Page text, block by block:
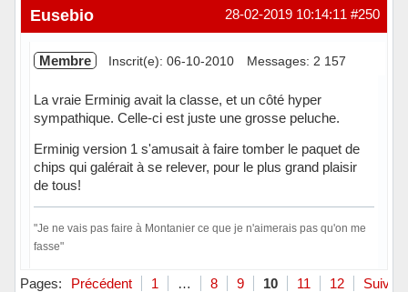
Hors ligne #250
28-02-2019 10:14:11
Eusebio
Membre Inscrit(e): 06-10-2010 Messages: 2 157
La vraie Erminig avait la classe, et un côté hyper
sympathique. Celle-ci est juste une grosse peluche.
Erminig version 1 s'amusait à faire tomber le paquet de
chips qui galérait à se relever, pour le plus grand plaisir
de tous!
"Je ne vais pas faire à Montanier ce que je n'aimerais pas qu'on me
fasse"
Hors ligne
Pages: Précédent 1 … 8 9 10 11 12 Suivant